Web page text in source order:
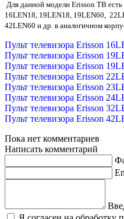
Для данной модели Erisson ТВ
16LEN18, 19LEN18, 19LEN60,
42LEN60 и др. в аналогичном
Пульт телевизора Erisson
Пульт телевизора Erisson
Пульт телевизора Erisson
Пульт телевизора Erisson
Пульт телевизора Erisson
Пульт телевизора Erisson
Пульт телевизора Erisson
Пульт телевизора Erisson
Пока нет комментариев
Написать комментарий